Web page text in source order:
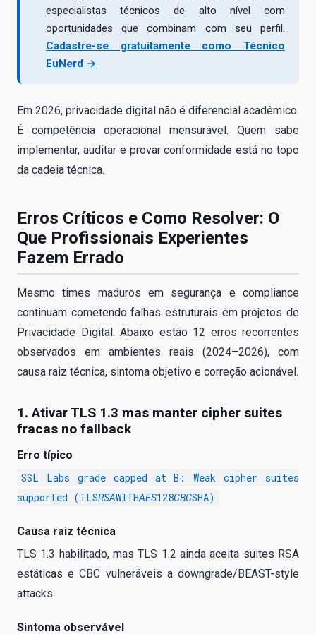
especialistas técnicos de alto nível com
oportunidades que combinam com seu perfil.
Cadastre-se gratuitamente como Técnico
EuNerd →
Em 2026, privacidade digital não é diferencial acadêmico.
É competência operacional mensurável. Quem sabe
implementar, auditar e provar conformidade está no topo
da cadeia técnica.
Erros Críticos e Como Resolver: O
Que Profissionais Experientes
Fazem Errado
Mesmo times maduros em segurança e compliance
continuam cometendo falhas estruturais em projetos de
Privacidade Digital. Abaixo estão 12 erros recorrentes
observados em ambientes reais (2024–2026), com
causa raiz técnica, sintoma objetivo e correção acionável.
1. Ativar TLS 1.3 mas manter cipher suites
fracas no fallback
Erro típico
SSL Labs grade capped at B: Weak cipher suites
supported (TLSRSAWITHAES128CBCSHA)
Causa raiz técnica
TLS 1.3 habilitado, mas TLS 1.2 ainda aceita suites RSA
estáticas e CBC vulneráveis a downgrade/BEAST-style
attacks.
Sintoma observável